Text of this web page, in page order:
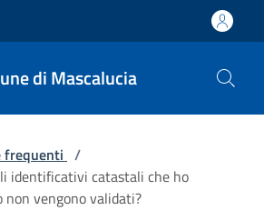
di Mascalucia
frequenti /
identificativi catastali che ho
vengono validati?